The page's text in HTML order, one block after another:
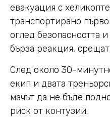
евакуация с
транспортирано
оглед безопасността
бърза реакция,
След около 30-
екип и двата
мачът да не бъде
риск от контузии.